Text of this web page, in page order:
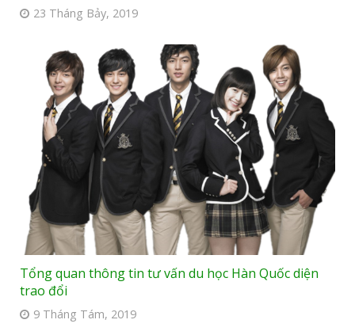
23 Tháng Bảy, 2019
Tổng quan thông tin tư vấn du học Hàn Quốc diện
trao đổi
9 Tháng Tám, 2019